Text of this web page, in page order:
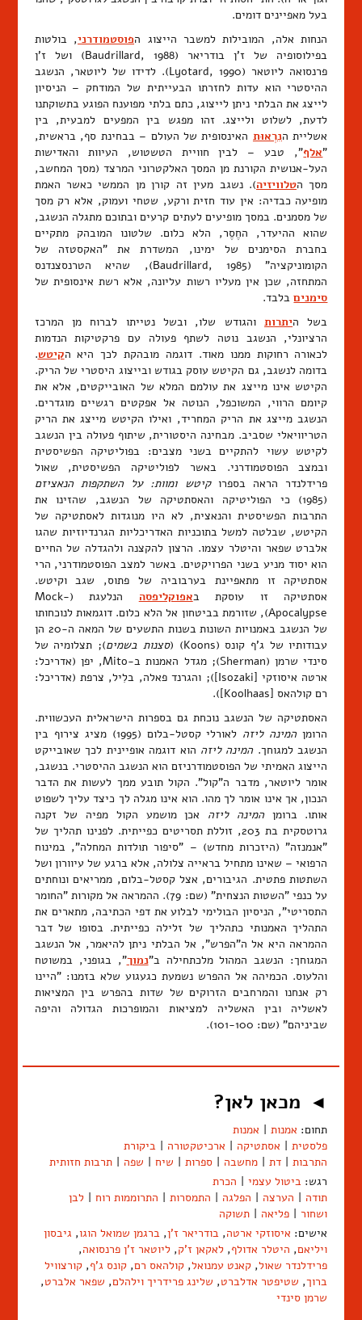
בעל מאפיינים דומים.
הנחות אלה, המובילות למשבר הייצוג הפוסטמודרני, בולטות
בפילוסופיה של ז'ן בודריאר (Baudrillard, 1988) ושל ז'ן
פרנסואה ליוטאר (Lyotard, 1990). לדידו של ליוטאר, הנשגב
ההיסטרי הוא עדות לחזרתו הבעייתית של המודחק – הניסיון
לייצג את הבלתי ניתן לייצוג, כתם בלתי מפוענח הפוגע בתשוקתנו
לדעת, לשלוט ולייצג. זהו מפגש בין המפעים למבעית, בין
אשליית הנִרְאוּת האינסופית של העולם – בבחינת סף, בראשית,
"אלף", טבע – לבין חוויית הטשטוש, העיוות והאדישות
העל-אנושית הקורנת מן המסך האלקטרוני המרצד (מסך המחשב,
מסך הטלוויזיה). נשגב מעין זה קורן מן הממשי כאשר האמת
מופיעה כבדיה: אין עוד חזית ורקע, שטחי ועמוק, אלא רק מסך
של מסמנים. במסך מופיעים לעתים קרעים ובתוכם מתגלה הנשגב,
שהוא ההיעדר, החֶסֶר, הלא כלום. שלטונו המובהק מתקיים
בחברת הסימנים של ימינו, המשדרת את "האקסטזה של
הקומוניקציה" (Baudrillard, 1985), שהיא הטרנסצנדנס
המתחזה, שכן אין מעליו רשות עליונה, אלא רשת אינסופית של
סימניםבלבד.
בשל היתרותוהגודש שלו, ובשל נטייתו לברוח מן המרכז
הרציונלי, הנשגב נוטה לשתף פעולה עם פרקטיקות הנדמות
לכאורה רחוקות ממנו מאוד. דוגמה מובהקת לכך היא הקיטש.
בדומה לנשגב, גם הקיטש עוסק בגודש ובייצוג היסטרי של הריק.
הקיטש אינו מייצג את עולמם המלא של האובייקטים, אלא את
קיומם הרווי, המשוכפל, הנוטה אל אפקטים רגשיים מוגדרים.
הנשגב מייצג את הריק המחריד, ואילו הקיטש מייצג את הריק
הטריוויאלי שסביב. מבחינה היסטורית, שיתוף פעולה בין הנשגב
לקיטש עשוי להתקיים בשני מצבים: בפוליטיקה הפשיסטית
ובמצב הפוסטמודרני. באשר לפוליטיקה הפשיסטית, שאול
פרידלנדר הראה בספרוקיטש ומוות: על השתקפות הנאציזם
(1985) כי הפוליטיקה והאסתטיקה של הנשגב, שהזינו את
התרבות הפשיסטית והנאצית, לא היו מנוגדות לאסתטיקה של
הקיטש, שבלטה למשל בתוכניות האדריכליות הגרנדיוזיות שהגו
אלברט שפאר והיטלר עצמו. הרצון להקצנה ולהגדלה של החיים
הוא יסוד מניע בשני הפרויקטים. באשר למצב הפוסטמודרני, הרי
אסתטיקה זו מתאפיינת בערבוביה של פתוס, שגב וקיטש.
אסתטיקה זו עוסקת באפוקליפסה
הנלעגת (Mock-
Apocalypse), שזורמת בביטחון אל הלא כלום. דוגמאות לנוכחותו
של הנשגב באמנויות השונות בשנות התשעים של המאה ה-20 הן
עבודותיו של ג'ף קונס (Koons) (
סצנות בשמים); תצלומיה של
סינדי שרמן (Sherman); מגדל האמנות ב-Mito, יפן (אדריכל:
ארטה איסוזקי [Isozaki]); והגרנד פאלה, בלִיל, צרפת (אדריכל:
רם קולהאס [Koolhaas]).
האסתטיקה של הנשגב נוכחת גם בספרות הישראלית העכשווית.
הרומןהמינה ליזה
לאורלי קסטל-בלום (1995) מציג צירוף בין
הנשגב למגוחך.המינה ליזה הוא דוגמה אופיינית לכך שאובייקט
הייצוג האמיתי של הפוסטמודרניזם הוא הנשגב ההיסטרי. בנשגב,
אומר ליוטאר, מדבר ה"קול". הקול תובע ממך לעשות את הדבר
הנכון, אך אינו אומר לך מהו. הוא אינו מגלה לך כיצד עליך לשפוט
אותו. ברומןהמינה ליזה אכן מושמע הקול מפיה של זקנה
גרוטסקית בת 203, זוללת תסריטים כפייתית. לפנינו תהליך של
"אנמנזה" (היזכרות מחדש) – "סיפור תולדות המחלה", במינוח
הרפואי – שאינו מתחיל בראייה צלולה, אלא ברגע של עיוורון ושל
השתטות פתטית. הגיבורים, אצל קסטל-בלום, ממריאים ונוחתים
על כנפי "השטות הנצחית" (שם: 79). ההמראה אל מקורות "החומר
התסריטי", הניסיון הבולימי לבלוע את דפי הכתיבה, מתארים את
התהליך האמנותי כתהליך של זלילה כפייתית. בסופו של דבר
ההמראה היא אל ה"הפרש", אל הבלתי ניתן להיאמר, אל הנשגב
המגוחך: הנשגב המהול מלכתחילה ב"נמוך", בגופני, במשוטח
והלעוס. הכמיהה אל ההפרש נשמעת כגעגוע שלא בזמנו: "היינו
רק אנחנו והמרחבים הזרוקים של שדות בהפרש בין המציאות
לאשליה ובין האשליה למציאות והמופרכות הגדולה והיפה
שביניהם" (שם: 101-100).
◄ מכאן לאן?
תחום: אמנות | אמנות
פלסטית | אסתטיקה | ארכיטקטורה | ביקורת
התרבות | דת | מחשבה | ספרות | שיח | שפה | תרבות חזותית
רגש: ביטול עצמי | הכרת
תודה | הערצה | הפלגה | התמסרות | התרוממות רוח | לבן
ושחור | פליאה | תשוקה
אישים: איסוזקי ארטה, בודריאר ז'ן, ברגמן שמואל הוגו, גיבסון
ויליאם, היטלר אדולף, לאקאן ז'ק, ליוטאר ז'ן פרנסואה,
פרידלנדר שאול, קאנט עמנואל, קולהאס רם, קונס ג'ף, קורצוויל
ברוך, שטיפטר אדלברט, שלינג פרידריך וילהלם, שפאר אלברט,
שרמן סינדי